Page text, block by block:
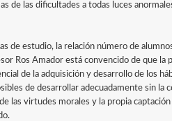
de las dificultades a todas luces
de estudio, la relación número de
Ros Amador está convencido de que
de la adquisición y desarrollo de los
de desarrollar adecuadamente sin la
las virtudes morales y la propia